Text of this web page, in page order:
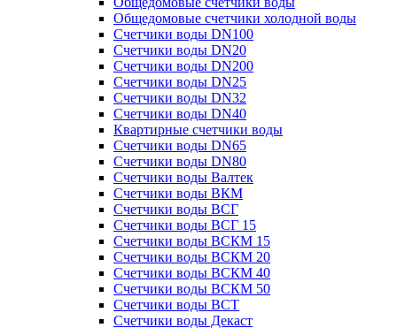
Общедомовые счетчики холодной воды
Счетчики воды DN100
Счетчики воды DN20
Счетчики воды DN200
Счетчики воды DN25
Счетчики воды DN32
Счетчики воды DN40
Квартирные счетчики воды
Счетчики воды DN65
Счетчики воды DN80
Счетчики воды Валтек
Счетчики воды ВКМ
Счетчики воды ВСГ
Счетчики воды ВСГ 15
Счетчики воды ВСКМ 15
Счетчики воды ВСКМ 20
Счетчики воды ВСКМ 40
Счетчики воды ВСКМ 50
Счетчики воды ВСТ
Счетчики воды Декаст